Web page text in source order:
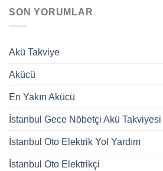
SON YORUMLAR
Akü Takviye
Akücü
En Yakın Akücü
İstanbul Gece Nöbetçi Akü Takviyesi
İstanbul Oto Elektrik Yol Yardım
İstanbul Oto Elektrikçi